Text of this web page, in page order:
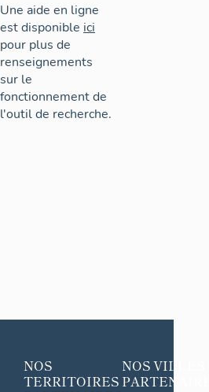
Une aide en ligne
est disponible ici
pour plus de
renseignements
sur le
fonctionnement de
l'outil de recherche.
NOS
TERRITOIRES
NOS VILLES